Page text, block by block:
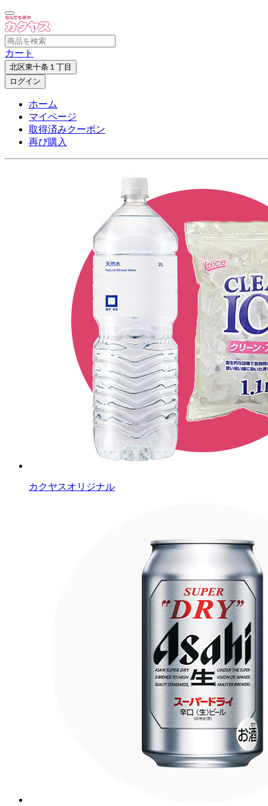
カート
北区東十条１丁目
ログイン
ホーム
マイページ
取得済みクーポン
再び購入
カクヤスオリジナル